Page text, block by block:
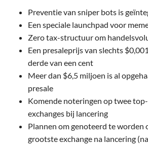
Preventie van sniper bots is
Een speciale launchpad voor
Zero tax-structuur om
Een presaleprijs van slechts
derde van een cent
Meer dan $6,5 miljoen is al
presale
Komende noteringen op twee
exchanges bij lancering
Plannen om genoteerd te worden
grootste exchange na lancering